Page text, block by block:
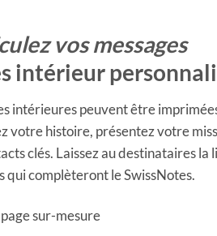
vos messages
intérieur
intérieures peuvent être
votre histoire, présentez votre
clés. Laissez au destinataires
qui complèteront le SwissNotes.
sur-mesure